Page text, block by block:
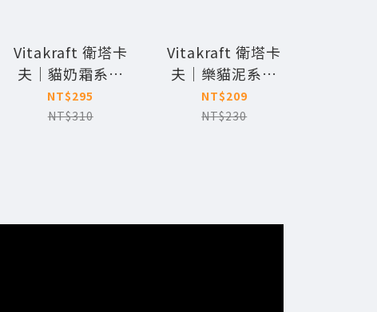
Vitakraft 衛塔卡
夫｜貓奶霜系列
10g / 7入裝 (牛奶/
起司) 2盒組
NT$295
NT$310
Vitakraft 衛塔卡
夫｜樂貓泥系列
15g 10包 (鮭魚/鴨
肉/嫩雞)【效期：
NT$209
NT$230